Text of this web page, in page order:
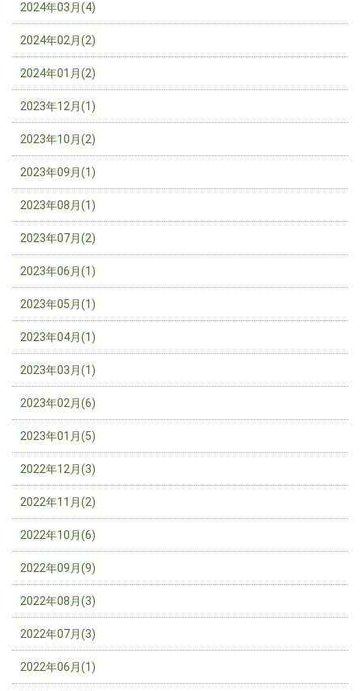
2024年03月(4)
2024年02月(2)
2024年01月(2)
2023年12月(1)
2023年10月(2)
2023年09月(1)
2023年08月(1)
2023年07月(2)
2023年06月(1)
2023年05月(1)
2023年04月(1)
2023年03月(1)
2023年02月(6)
2023年01月(5)
2022年12月(3)
2022年11月(2)
2022年10月(6)
2022年09月(9)
2022年08月(3)
2022年07月(3)
2022年06月(1)